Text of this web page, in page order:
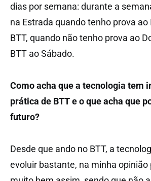
dias por semana: durante a
na Estrada quando tenho prova ao
BTT, quando não tenho prova ao
BTT ao Sábado.
Como acha que a tecnologia tem
prática de BTT e o que acha que
futuro?
Desde que ando no BTT, a
evoluir bastante, na minha opinião